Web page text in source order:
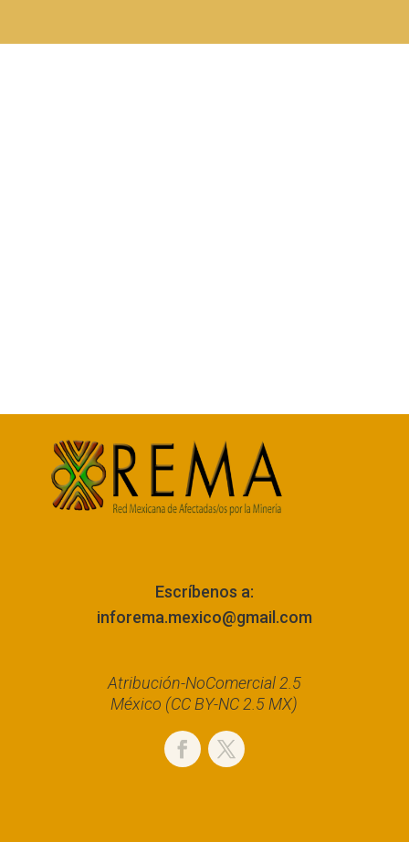
Escríbenos a:
inforema.mexico@gmail.com
Atribución-NoComercial 2.5
México (CC BY-NC 2.5 MX)